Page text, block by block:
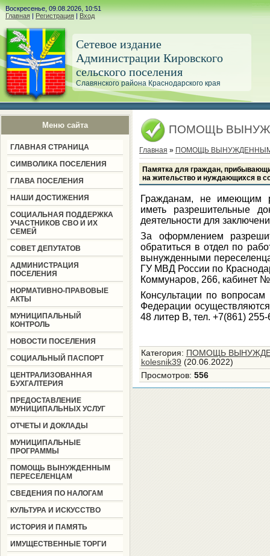
Воскресенье, 09.08.2026, 10:51
Главная | Регистрация | Вход
Сетевое издание
Администрации Кировского
сельского поселения
Славянского района Краснодарского края
Меню сайта
ГЛАВНАЯ СТРАНИЦА
СИМВОЛИКА ПОСЕЛЕНИЯ
ГЛАВА ПОСЕЛЕНИЯ
НАШИ ДОСТИЖЕНИЯ
СОЦИАЛЬНАЯ ПОДДЕРЖКА
УЧАСТНИКОВ СВО И ИХ
СЕМЕЙ
СОВЕТ ДЕПУТАТОВ
АДМИНИСТРАЦИЯ
ПОСЕЛЕНИЯ
НОРМАТИВНО-ПРАВОВЫЕ
АКТЫ
МУНИЦИПАЛЬНЫЙ
КОНТРОЛЬ
НОВОСТИ ПОСЕЛЕНИЯ
СОЦИАЛЬНЫЙ ПАСПОРТ
ЦЕНТРАЛИЗОВАННАЯ
БУХГАЛТЕРИЯ
ПРЕДОСТАВЛЕНИЕ
МУНИЦИПАЛЬНЫХ УСЛУГ
ОТЧЕТЫ И ДОКЛАДЫ
МУНИЦИПАЛЬНЫЕ
ПРОГРАММЫ
ПОМОЩЬ ВЫНУЖДЕННЫМ
ПЕРЕСЕЛЕНЦАМ
СВЕДЕНИЯ ПО НАЛОГАМ
КУЛЬТУРА И ИСКУССТВО
ИСТОРИЯ И ПАМЯТЬ
ИМУЩЕСТВЕННЫЕ ТОРГИ
ПОМОЩЬ
Главная » ПОМОЩЬ
Памятка для граждан,
на жительство и нуждающихся в
Гражданам, не имеющим
иметь разрешительные
деятельности для
За оформлением
обратиться в отдел по
вынужденными
ГУ МВД России по
Коммунаров, 266, кабинет
Консультации по вопросам
Федерации
48 литер В, тел. +7(861) 255-
Категория: ПОМОЩЬ
kolesnik39 (20.06.2022)
Просмотров: 556